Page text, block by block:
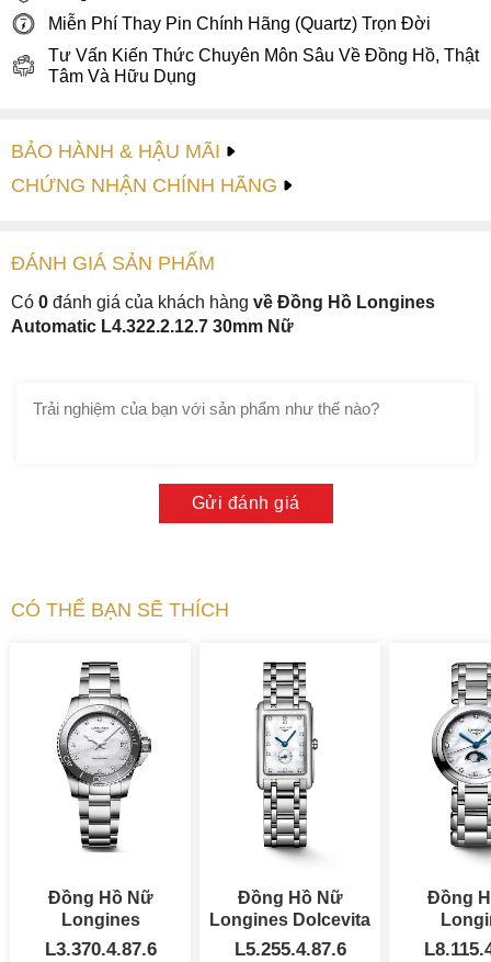
Miễn Phí Thay Pin Chính Hãng (Quartz) Trọn Đời
Tư Vấn Kiến Thức Chuyên Môn Sâu Về Đồng Hồ, Thật
Tâm Và Hữu Dụng
BẢO HÀNH & HẬU MÃI
CHỨNG NHẬN CHÍNH HÃNG
ĐÁNH GIÁ SẢN PHẤM
Có 0 đánh giá của khách hàng về Đồng Hồ Longines
Automatic L4.322.2.12.7 30mm Nữ
Gửi đánh giá
CÓ THỂ BẠN SẼ THÍCH
Đồng Hồ Nữ
Longines
HydroConquest
L3.370.4.87.6
Đồng Hồ Nữ
Longines Dolcevita
20.8x32mm
L5.255.4.87.6
Đồng